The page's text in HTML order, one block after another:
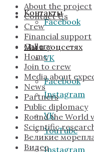
Facebook
VK
Instagram
YouTube
Контакты
Мы в соцсетях
Facebook
VK
Instagram
About the project
Contact Us
Crew
Financial support
Gallery
Home
Join to crew
Media about
News
Partners
Public diplomacy
Round the World
Scientific
Великие
Видео